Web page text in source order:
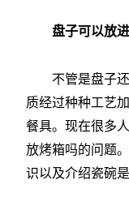
盘子可以放
不管是盘子
质经过种种工艺
餐具。现在很多
放烤箱吗的问题
识以及介绍瓷碗